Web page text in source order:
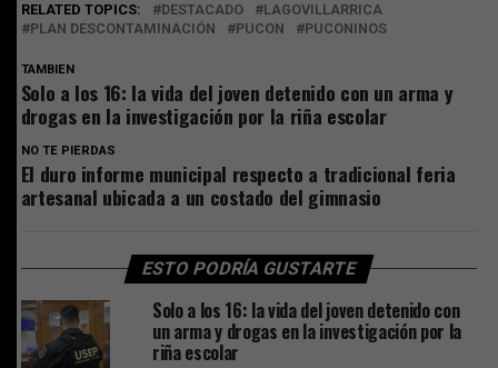
RELATED TOPICS: DESTACADO
LAGOVILLARRICA
PLAN DESCONTAMINACIÓN
PUCON PUCONINOS
TAMBIEN
Solo a los 16: la vida del joven detenido con un arma y
drogas en la investigación por la riña escolar
NO TE PIERDAS
El duro informe municipal respecto a tradicional feria
artesanal ubicada a un costado del gimnasio
ESTO PODRÍA GUSTARTE
Solo a los 16: la vida del joven detenido con
un arma y drogas en la investigación por la
riña escolar